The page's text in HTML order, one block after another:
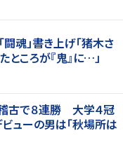
魂」書き上げ「猪木さ
ころが『鬼』に…」
古で８連勝 大学４冠
ューの男は「秋場所は